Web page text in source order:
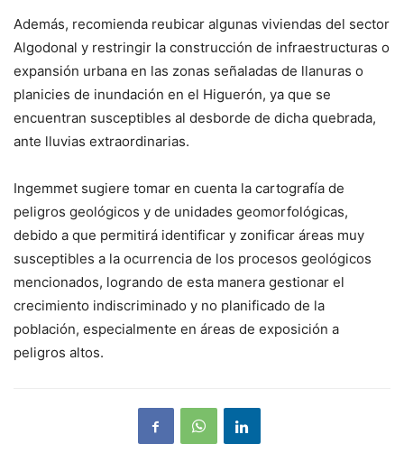
Además, recomienda reubicar algunas viviendas del sector
Algodonal y restringir la construcción de infraestructuras o
expansión urbana en las zonas señaladas de llanuras o
planicies de inundación en el Higuerón, ya que se
encuentran susceptibles al desborde de dicha quebrada,
ante lluvias extraordinarias.
Ingemmet sugiere tomar en cuenta la cartografía de
peligros geológicos y de unidades geomorfológicas,
debido a que permitirá identificar y zonificar áreas muy
susceptibles a la ocurrencia de los procesos geológicos
mencionados, logrando de esta manera gestionar el
crecimiento indiscriminado y no planificado de la
población, especialmente en áreas de exposición a
peligros altos.